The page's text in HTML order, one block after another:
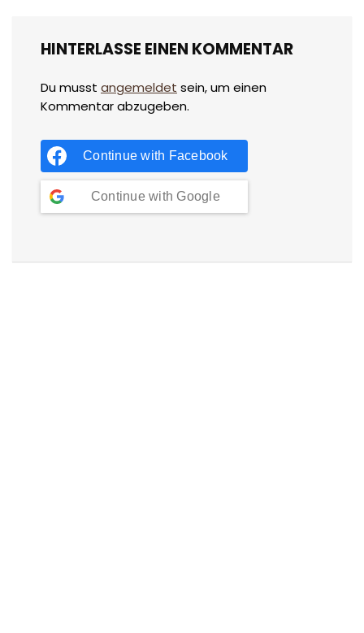
HINTERLASSE EINEN KOMMENTAR
Du musst angemeldet sein, um einen
Kommentar abzugeben.
Continue with Facebook
Continue with Google